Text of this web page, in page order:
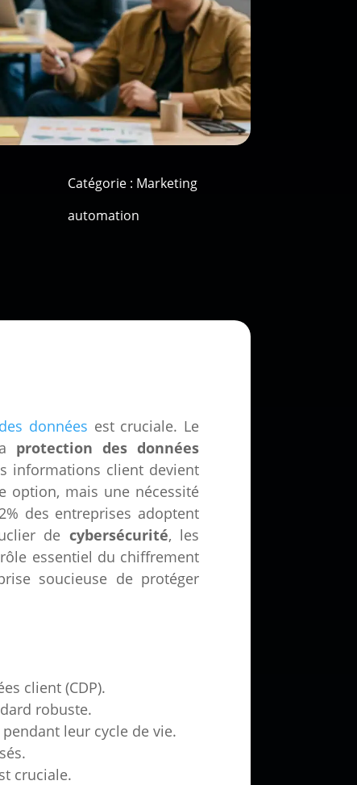
Catégorie : Marketing
automation
données est cruciale. Le
protection des données
informations client devient
option, mais une nécessité
des entreprises adoptent
de cybersécurité, les
essentiel du chiffrement
soucieuse de protéger
client (CDP).
robuste.
leur cycle de vie.
cruciale.